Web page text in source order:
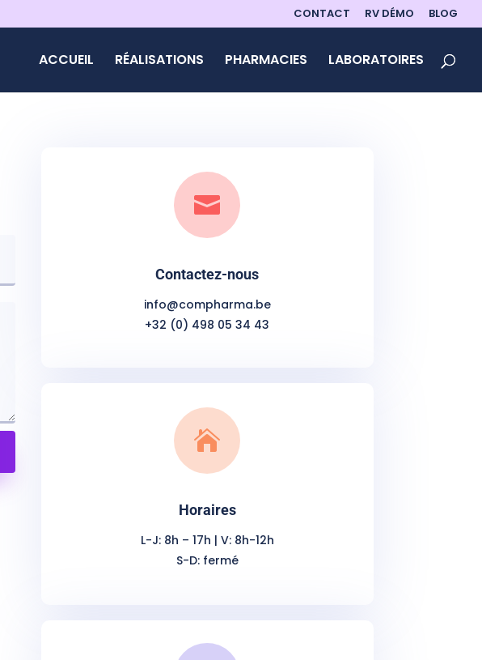
CONTACT RV DÉMO BLOG
ACCUEIL RÉALISATIONS PHARMACIES LABORATOIRES

Contactez-nous
info@compharma.be
+32 (0) 498 05 34 43

Horaires
L-J: 8h – 17h | V: 8h-12h
S-D: fermé